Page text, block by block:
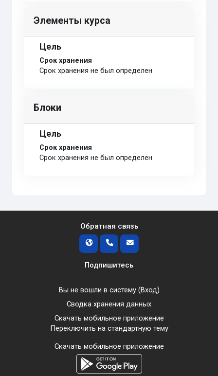
Элементы курса
Цель
Срок хранения
Срок хранения не был определен
Блоки
Цель
Срок хранения
Срок хранения не был определен
Обратная связь
Подпишитесь
Вы не вошли в систему (Вход)
Сводка хранения данных
Скачать мобильное приложение
Переключить на стандартную тему
Скачать мобильное приложение